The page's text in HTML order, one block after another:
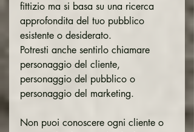
fittizio ma si basa su una ricerca
approfondita del tuo pubblico
esistente o desiderato.
Potresti anche sentirlo chiamare
personaggio del cliente,
personaggio del pubblico o
personaggio del marketing.
Non puoi conoscere ogni cliente o